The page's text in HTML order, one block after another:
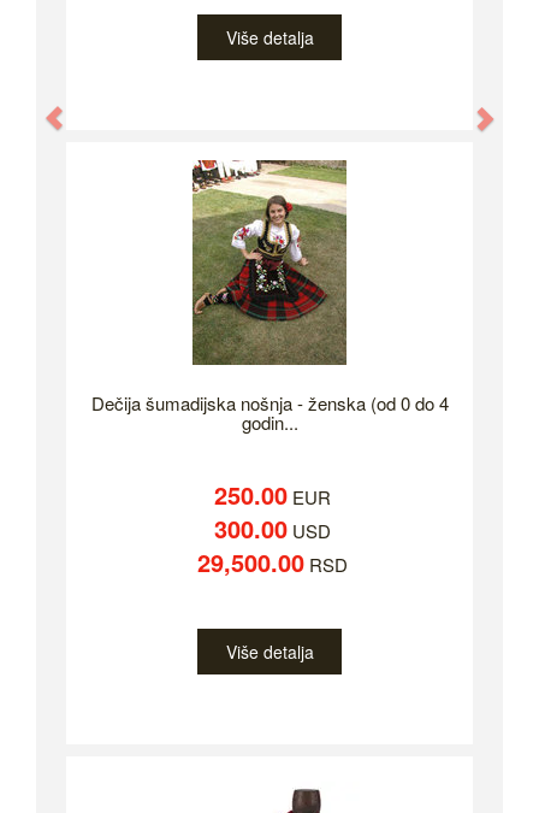
Više detalja
Dečija šumadijska nošnja - ženska (od 0 do 4
godin...
250.00 EUR
300.00 USD
29,500.00 RSD
Više detalja